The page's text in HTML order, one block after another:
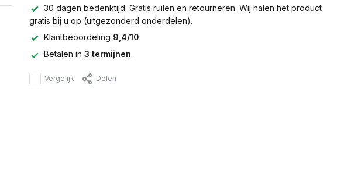
30 dagen bedenktijd. Gratis ruilen en retourneren. Wij halen het product
gratis bij u op (uitgezonderd onderdelen).
Klantbeoordeling 9,4/10.
Betalen in 3 termijnen.
Vergelijk Delen